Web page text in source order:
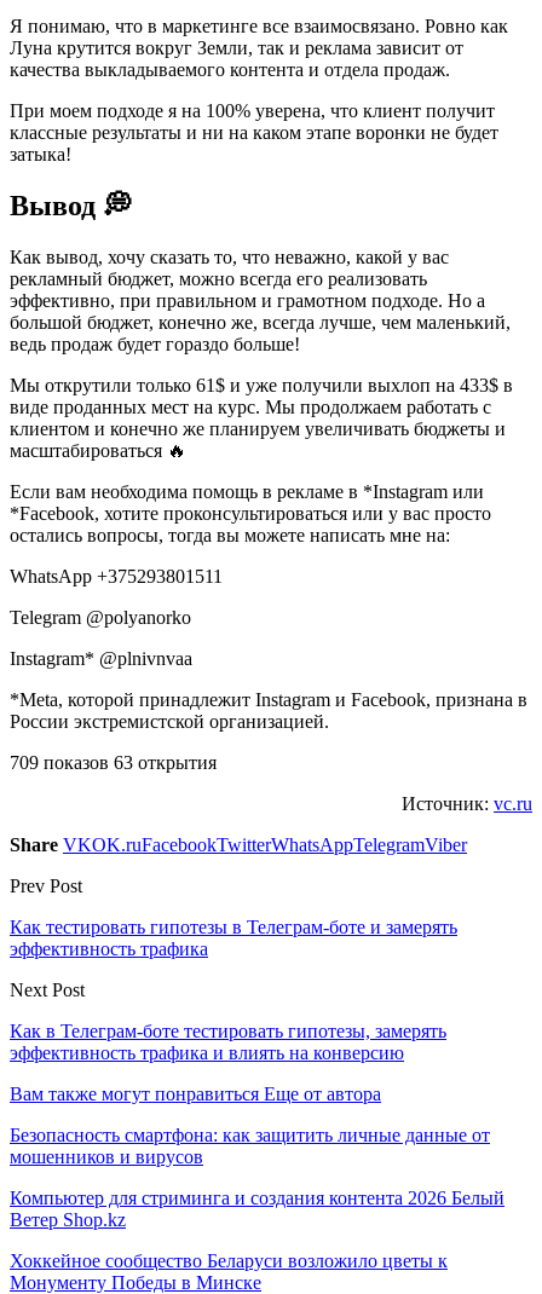
Я понимаю, что в маркетинге все взаимосвязано. Ровно как
Луна крутится вокруг Земли, так и реклама зависит от
качества выкладываемого контента и отдела продаж.
При моем подходе я на 100% уверена, что клиент получит
классные результаты и ни на каком этапе воронки не будет
затыка!
Вывод 💭
Как вывод, хочу сказать то, что неважно, какой у вас
рекламный бюджет, можно всегда его реализовать
эффективно, при правильном и грамотном подходе. Но а
большой бюджет, конечно же, всегда лучше, чем маленький,
ведь продаж будет гораздо больше!
Мы открутили только 61$ и уже получили выхлоп на 433$ в
виде проданных мест на курс. Мы продолжаем работать с
клиентом и конечно же планируем увеличивать бюджеты и
масштабироваться 🔥
Если вам необходима помощь в рекламе в *Instagram или
*Facebook, хотите проконсультироваться или у вас просто
остались вопросы, тогда вы можете написать мне на:
WhatsApp +375293801511
Telegram @polyanorko
Instagram* @plnivnvaa
*Meta, которой принадлежит Instagram и Facebook, признана в
России экстремистской организацией.
709 показов 63 открытия
Источник: vc.ru
Share VKOK.ruFacebookTwitterWhatsAppTelegramViber
Prev Post
Как тестировать гипотезы в Телеграм-боте и замерять
эффективность трафика
Next Post
Как в Телеграм-боте тестировать гипотезы, замерять
эффективность трафика и влиять на конверсию
Вам также могут понравиться Еще от автора
Безопасность смартфона: как защитить личные данные от
мошенников и вирусов
Компьютер для стриминга и создания контента 2026 Белый
Ветер Shop.kz
Хоккейное сообщество Беларуси возложило цветы к
Монументу Победы в Минске